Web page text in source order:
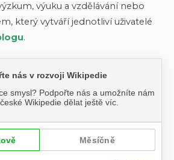
výuku a vzdělávání nebo
který vytváří jednotliví uživatelé
.